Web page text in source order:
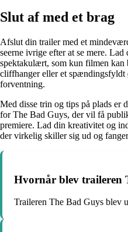
Slut af med et brag
Afslut din trailer med et
seerne ivrige efter at se mere.
spektakulært, som kun filmen kan
cliffhanger eller et spændingsfyldt
forventning.
Med disse trin og tips på plads er
for The Bad Guys, der vil få
premiere. Lad din kreativitet og
der virkelig skiller sig ud og
Hvornår blev traileren
Traileren The Bad Guys blev